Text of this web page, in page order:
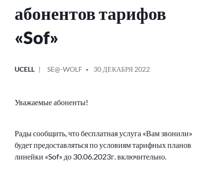
абонентов тарифов
«Sof»
В
UCELL
ОТ
SE@-WOLF 30 ДЕКАБРЯ 2022
Уважаемые абоненты!
Рады сообщить, что бесплатная услуга «Вам звонили»
будет предоставляться по условиям тарифных планов
линейки «Sof» до 30.06.2023г. включительно.